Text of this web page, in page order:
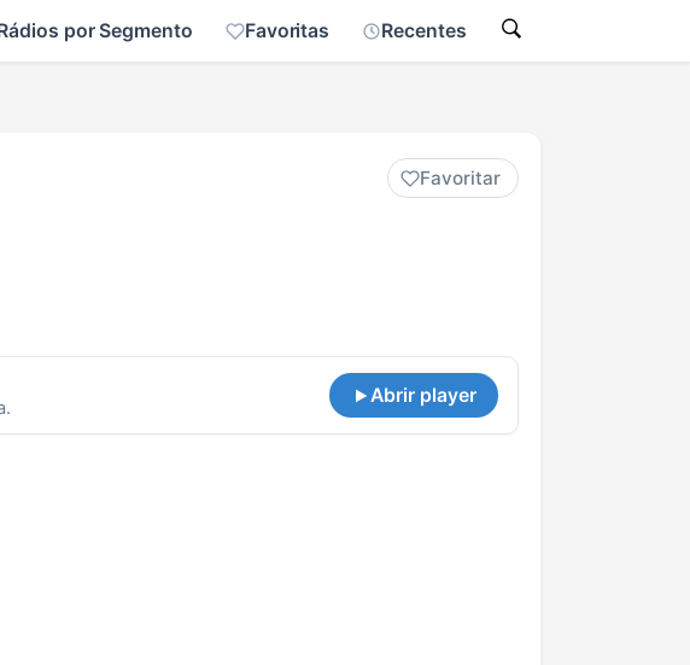
por Segmento Favoritas Recentes
Favoritar
Abrir player